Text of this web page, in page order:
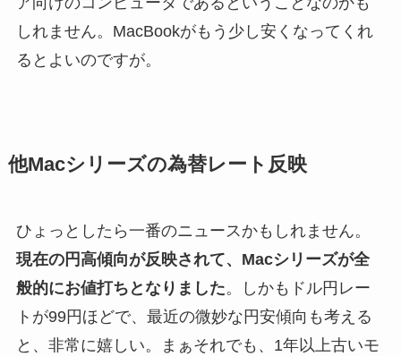
しれません。MacBookがもう少し安くなってくれ
るとよいのですが。
他Macシリーズの為替レート反映
ひょっとしたら一番のニュースかもしれません。
現在の円高傾向が反映されて、Macシリーズが全
般的にお値打ちとなりました。しかもドル円レー
トが99円ほどで、最近の微妙な円安傾向も考える
と、非常に嬉しい。まぁそれでも、1年以上古いモ